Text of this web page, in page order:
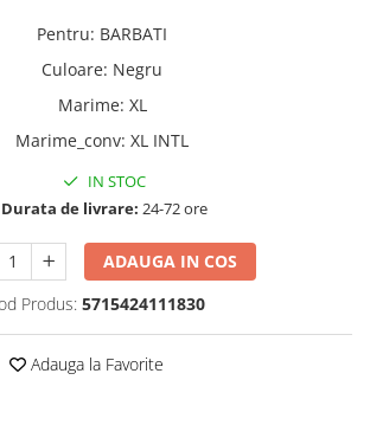
Pentru: BARBATI
Culoare: Negru
Marime: XL
Marime_conv: XL INTL
IN STOC
Durata de livrare: 24-72 ore
ADAUGA IN COS
Produs: 5715424111830
Adauga la Favorite